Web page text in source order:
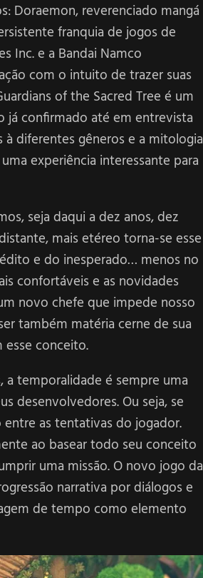
Doraemon, reverenciado mangá
franquia de jogos de
Inc. e a Bandai Namco
com o intuito de trazer suas
of the Sacred Tree é um
já confirmado até em entrevista
diferentes gêneros e a mitologia
experiência interessante para
seja daqui a dez anos, dez
mais etéreo torna-se esse
e do inesperado… menos no
confortáveis e as novidades
novo chefe que impede nosso
também matéria cerne de sua
esse conceito.
a temporalidade é sempre uma
desenvolvedores. Ou seja, se
as tentativas do jogador.
ao basear todo seu conceito
uma missão. O novo jogo da
narrativa por diálogos e
de tempo como elemento